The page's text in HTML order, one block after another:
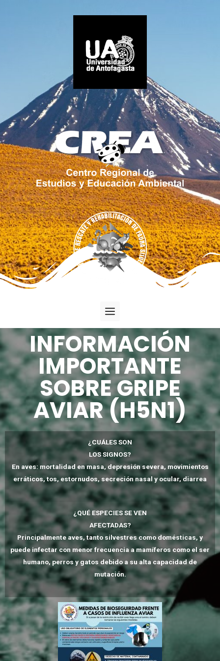
INFORMACIÓN
IMPORTANTE
SOBRE GRIPE
AVIAR (H5N1)
¿CUÁLES SON
LOS SIGNOS?
En aves: mortalidad en masa, depresión severa, movimientos
erráticos, tos, estornudos, secreción nasal y ocular, diarrea
¿QUÉ ESPECIES SE VEN
AFECTADAS?
Principalmente aves, tanto silvestres como domésticas, y
puede infectar con menor frecuencia a mamíferos como el ser
humano, perros y gatos debido a sualta capacidad de
mutación.